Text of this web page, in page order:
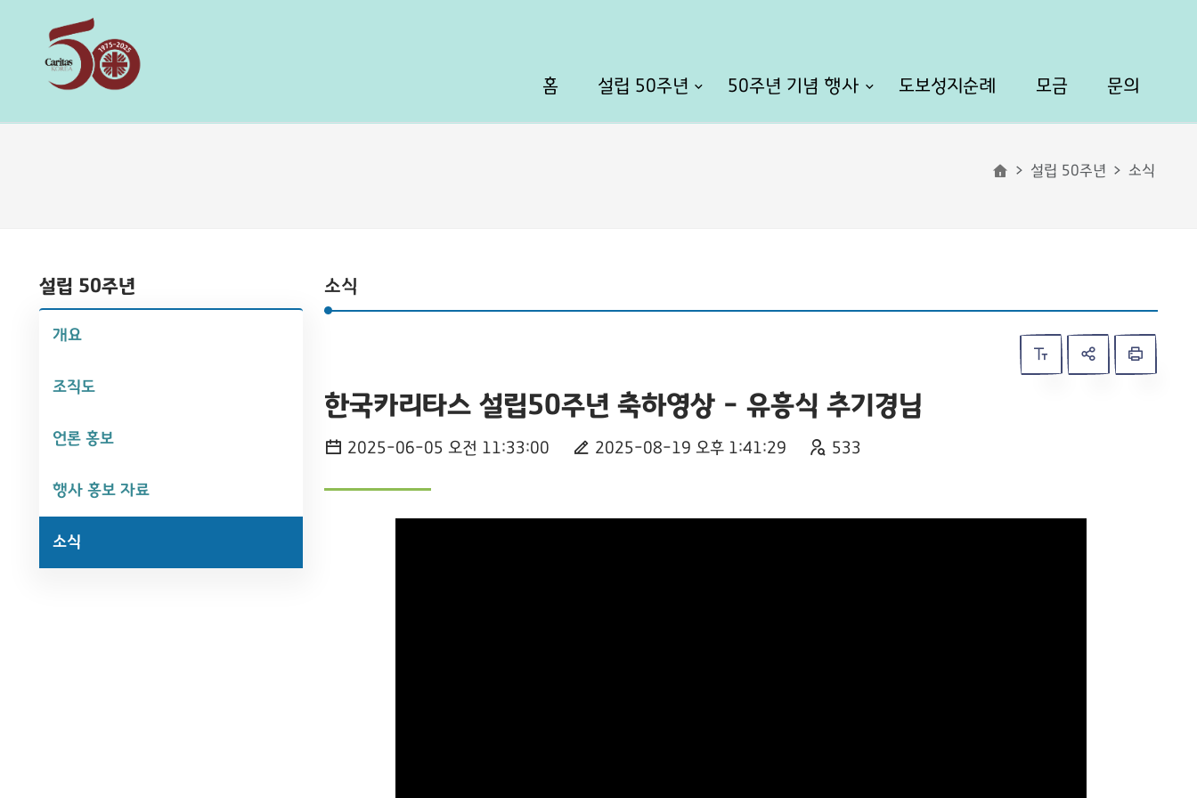
홈 설립 50주년 50주년 기념 행사 도보성지순례 모금 문의
설립 50주년 소식
설립 50주년
개요
조직도
언론 홍보
행사 홍보 자료
소식
소식
한국카리타스 설립50주년 축하영상 - 유흥식 추기경님
2025-06-05 오전 11:33:00 2025-08-19 오후 1:41:29 533